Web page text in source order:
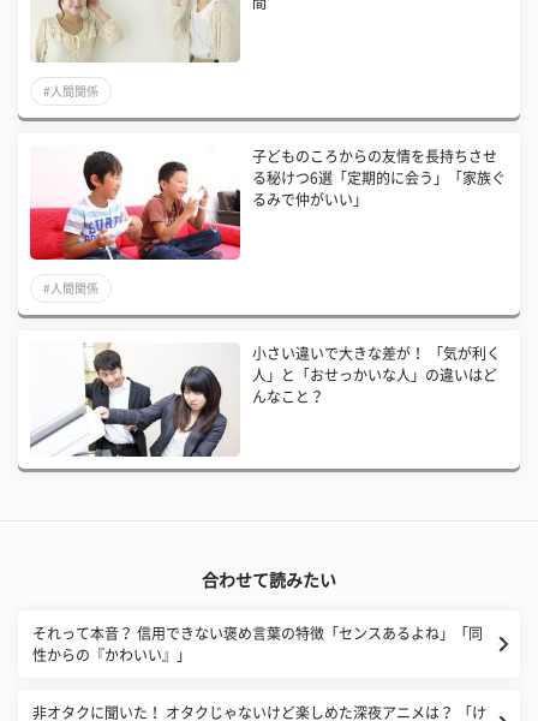
#人間関係
子どものころからの友情を長持ちさせ
る秘けつ6選「定期的に会う」「家族ぐ
るみで仲がいい」
#人間関係
小さい違いで大きな差が！ 「気が利く
人」と「おせっかいな人」の違いはど
んなこと？
合わせて読みたい
それって本音？ 信用できない褒め言葉の特徴「センスあるよね」「同
性からの『かわいい』」
非オタクに聞いた！ オタクじゃないけど楽しめた深夜アニメは？ 「け